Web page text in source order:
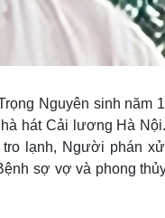
Nguyên sinh năm
hát Cải lương Hà
lạnh, Người phán
sợ vợ và phong